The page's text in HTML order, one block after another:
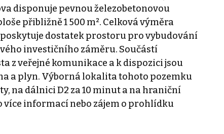
disponuje pevnou železobetonovou
přibližně 1 500 m². Celková výměra
dostatek prostoru pro vybudování
investičního záměru. Součástí
z veřejné komunikace a k dispozici jsou
a plyn. Výborná lokalita tohoto pozemku
na dálnici D2 za 10 minut a na hraniční
více informací nebo zájem o prohlídku